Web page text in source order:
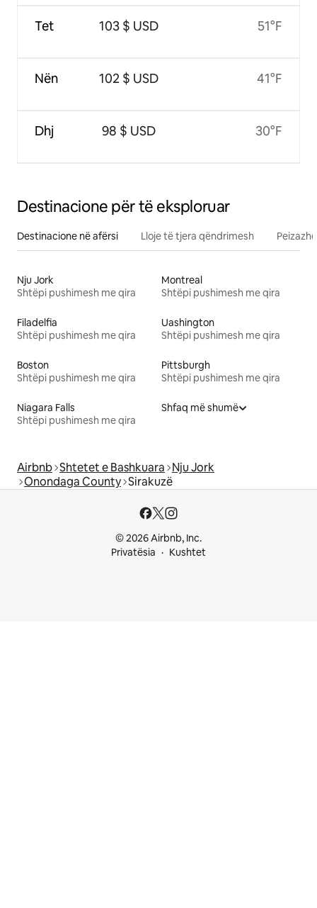
Tet
Nën
Dhj
103 $ USD
102 $ USD
98 $ USD
51°F
41°F
30°F
Destinacione për të eksploruar
Destinacione në afërsi Lloje të tjera qëndrimesh
Nju Jork
Shtëpi pushimesh me qira
Montreal
Shtëpi pushimesh me qira
Filadelfia
Shtëpi pushimesh me qira
Uashington
Shtëpi pushimesh me qira
Boston
Shtëpi pushimesh me qira
Pittsburgh
Shtëpi pushimesh me qira
Niagara Falls
Shtëpi pushimesh me qira
Shfaq më shumë
Airbnb Shtetet e Bashkuara Nju Jork
Onondaga County Sirakuzë
© 2026 Airbnb, Inc.
Privatësia
Kushtet